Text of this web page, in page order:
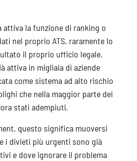
attiva la funzione di ranking o
nel proprio ATS, raramente lo
il proprio ufficio legale.
attiva in migliaia di aziende
come sistema ad alto rischio
che nella maggior parte dei
stati adempiuti.
questo significa muoversi
i divieti più urgenti sono già
e dove ignorare il problema